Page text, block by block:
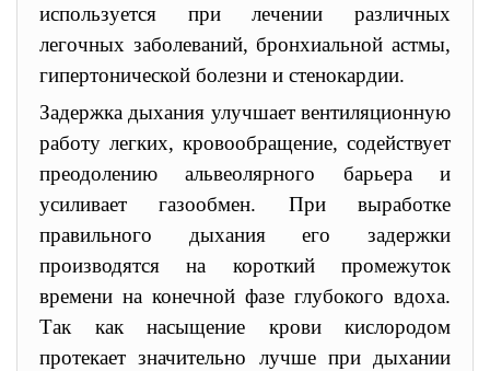
используется при лечении различных
легочных заболеваний, бронхиальной астмы,
гипертонической болезни и стенокардии.
Задержка дыхания улучшает вентиляционную
работу легких, кровообращение, содействует
преодолению альвеолярного барьера и
усиливает газообмен. При выработке
правильного дыхания его задержки
производятся на короткий промежуток
времени на конечной фазе глубокого вдоха.
Так как насыщение крови кислородом
протекает значительно лучше при дыхании